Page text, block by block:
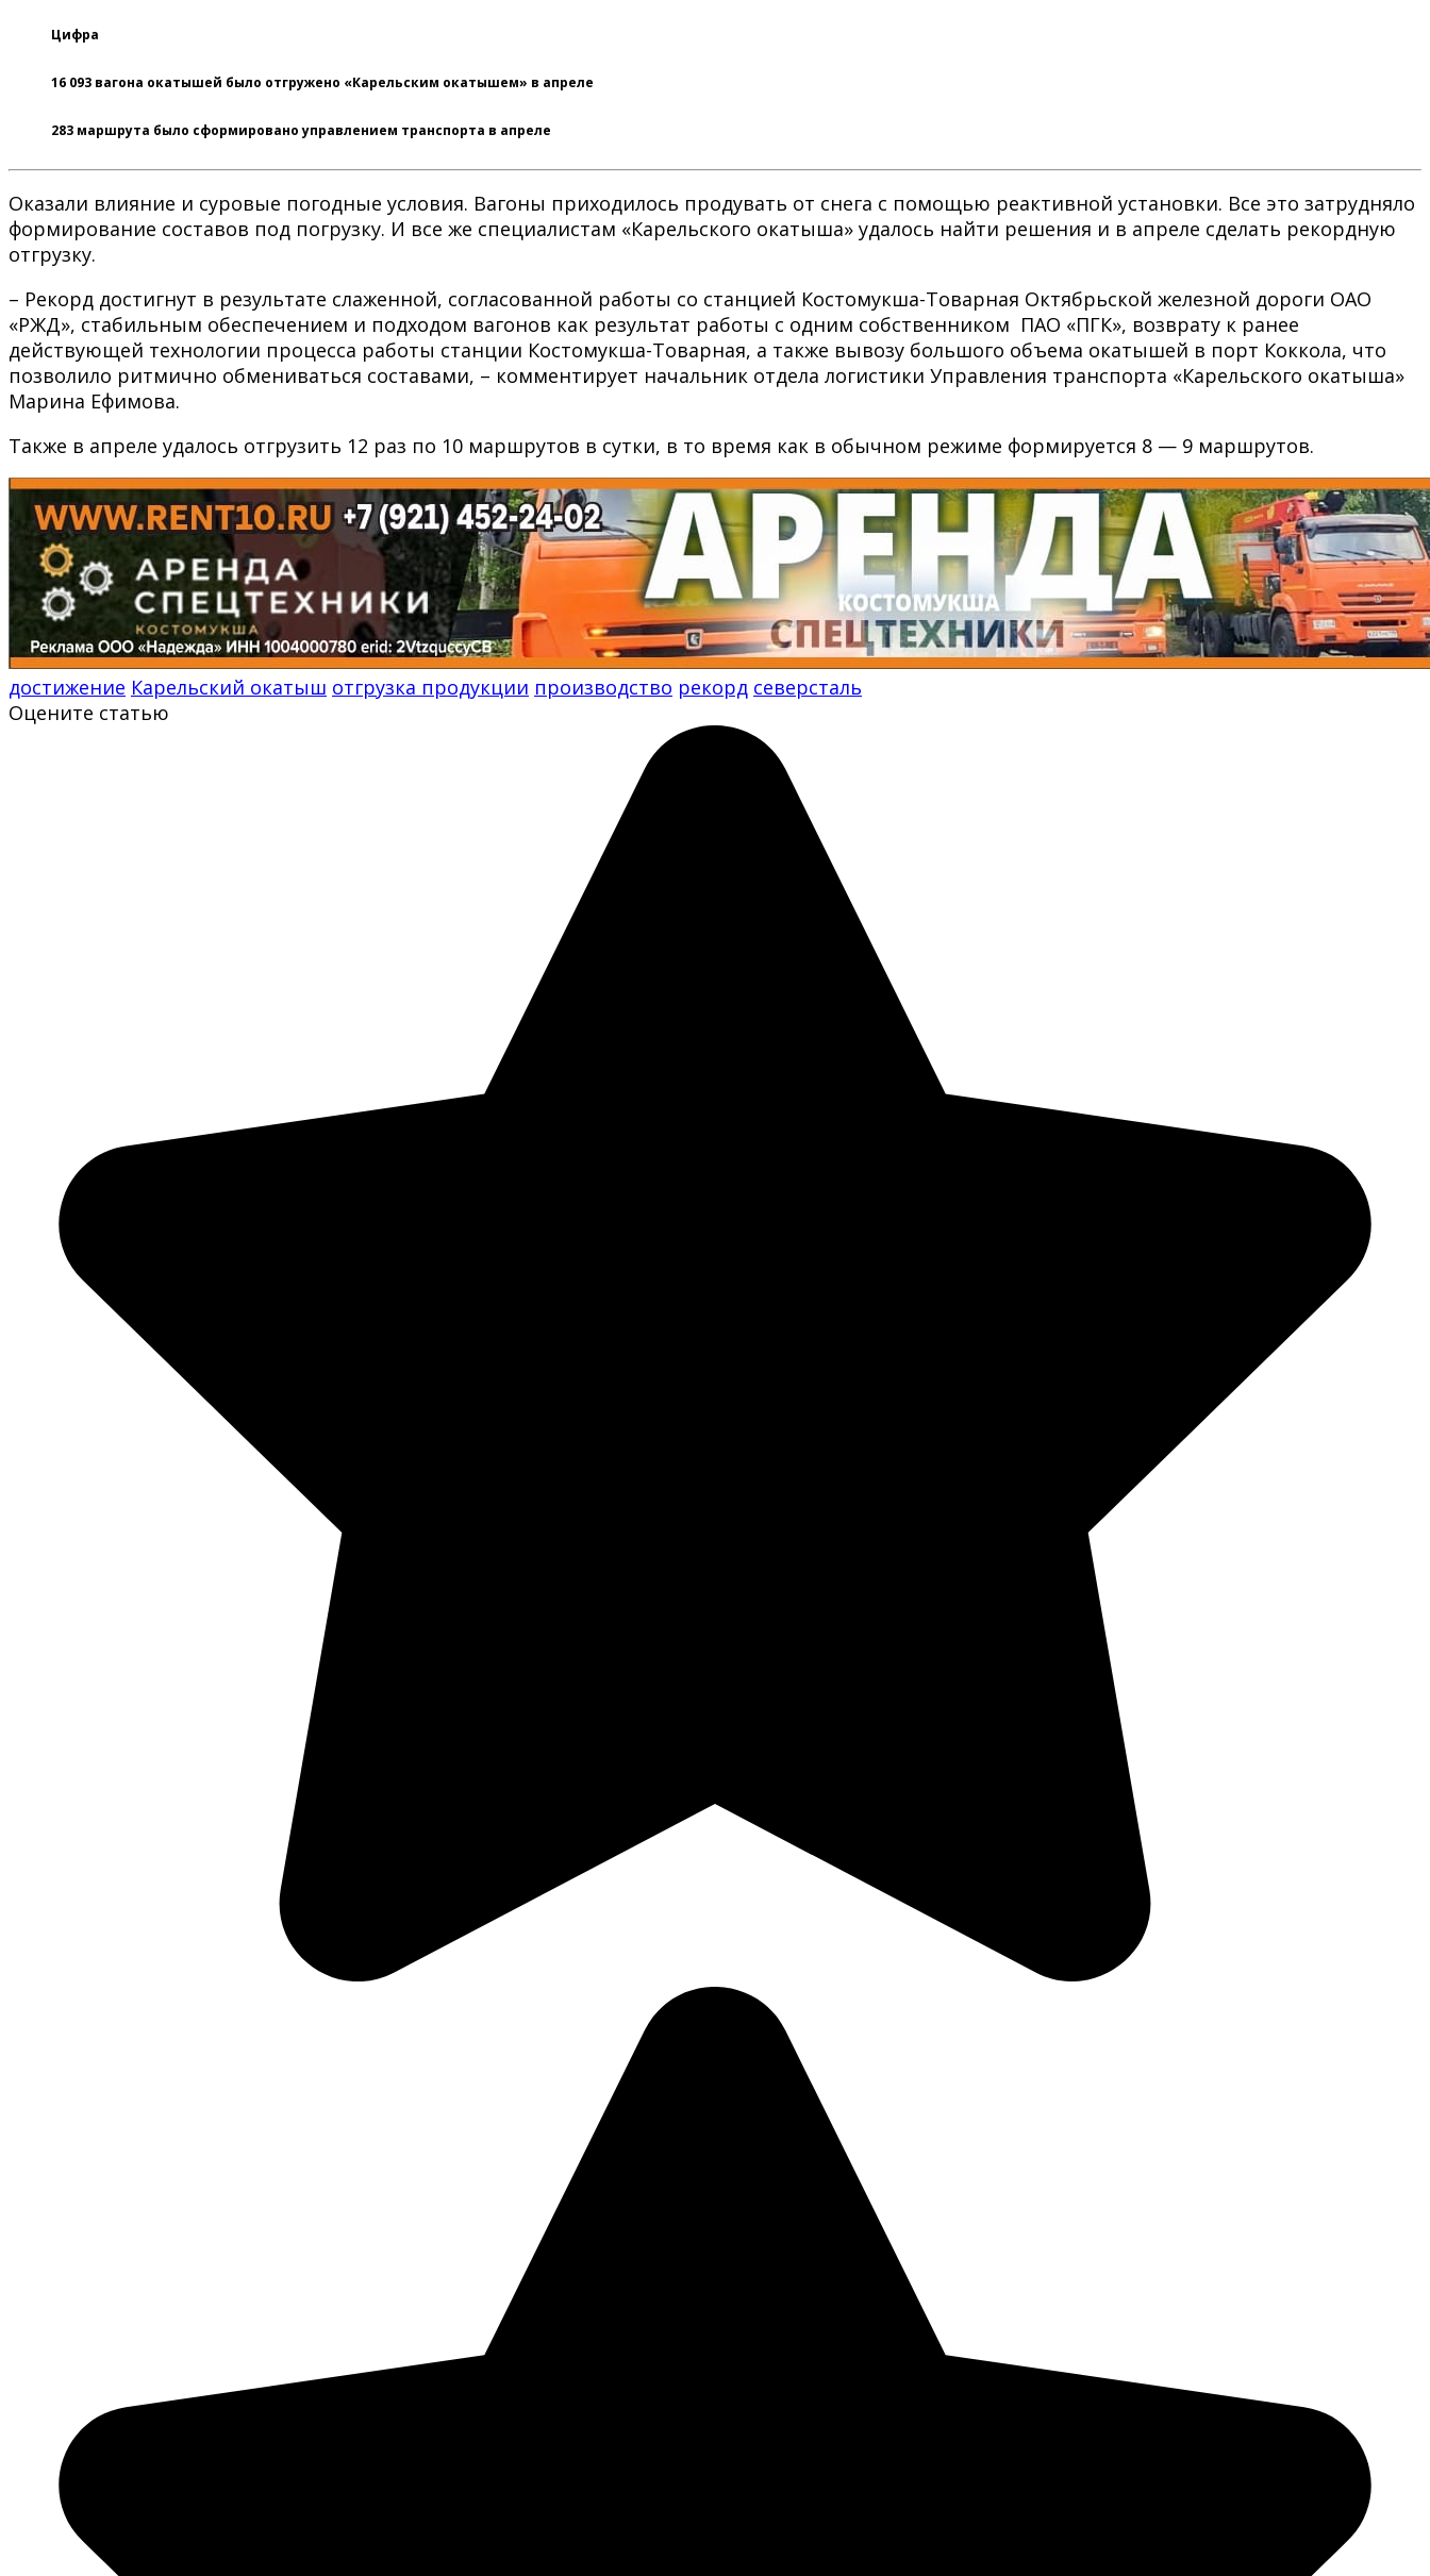
Цифра
16 093 вагона окатышей было отгружено «Карельским окатышем» в апреле
283 маршрута было сформировано управлением транспорта в апреле
Оказали влияние и суровые погодные условия. Вагоны приходилось продувать от снега с помощью реактивной установки. Все это затрудняло
формирование составов под погрузку. И все же специалистам «Карельского окатыша» удалось найти решения и в апреле сделать рекордную
отгрузку.
– Рекорд достигнут в результате слаженной, согласованной работы со станцией Костомукша-Товарная Октябрьской железной дороги ОАО
«РЖД», стабильным обеспечением и подходом вагонов как результат работы с одним собственником ПАО «ПГК», возврату к ранее
действующей технологии процесса работы станции Костомукша-Товарная, а также вывозу большого объема окатышей в порт Коккола, что
позволило ритмично обмениваться составами, – комментирует начальник отдела логистики Управления транспорта «Карельского окатыша»
Марина Ефимова.
Также в апреле удалось отгрузить 12 раз по 10 маршрутов в сутки, в то время как в обычном режиме формируется 8 — 9 маршрутов.
достижение Карельский окатыш отгрузка продукции производство рекорд северсталь
Оцените статью